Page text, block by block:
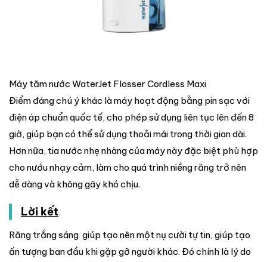
Máy tăm nước WaterJet Flosser Cordless Maxi
Điểm đáng chú ý khác là máy hoạt động bằng pin sạc với
điện áp chuẩn quốc tế, cho phép sử dụng liên tục lên đến 8
giờ, giúp bạn có thể sử dụng thoải mái trong thời gian dài.
Hơn nữa, tia nước nhẹ nhàng của máy này đặc biệt phù hợp
cho nướu nhạy cảm, làm cho quá trình niềng răng trở nên
dễ dàng và không gây khó chịu.
Lời kết
Răng trắng sáng giúp tạo nên một nụ cười tự tin, giúp tạo
ấn tượng ban đầu khi gặp gỡ người khác. Đó chính là lý do